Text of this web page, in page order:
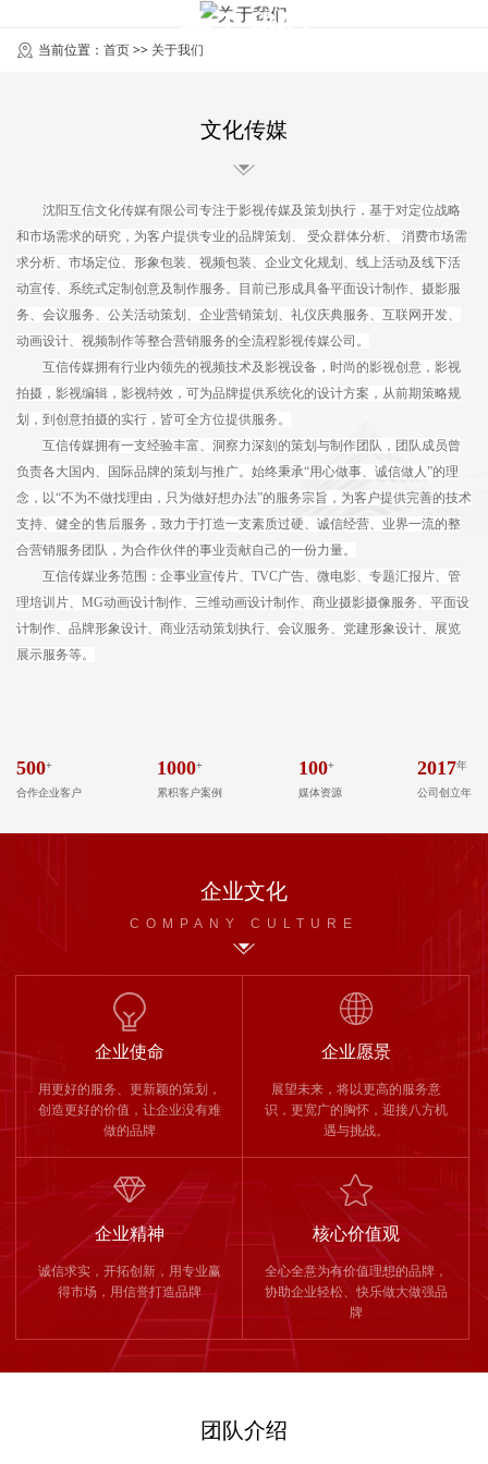
关于我们
当前位置： 首页>> 关于我们
文化传媒
沈阳互信文化传媒有限公司 专注于影视传媒及策划执行 ，基于对定位战略
和市场需求的研究，为客户提供专业的品牌策划、 受众群体分析、 消费市场需
求分析、市场定位、形象包装、视频包装、企业文化规划、线上活动及线下活
动宣传、系统式定制创意及制作服务。目前已形成具备平面设计制作、摄影服
务、会议服务、公关活动策划、企业营销策划、礼仪庆典服务、 互联网开发、
动画设计、视频制作等整合营销服务的全流程影视传媒公司。
互信传媒拥有行业内领先的视频技术及影视设备，时尚的影视创意，影视
拍摄，影视编辑，影视特效，可为品牌提供系统化的设计方案，从前期策略规
划，到创意拍摄的实行，皆可全方位提供服务。
互信传媒拥有一支经验丰富、洞察力深刻的策划与制作团队，团队成员曾
负责各大国内、国际品牌的策划与推广。始终秉承“用心做事、诚信做人”的理
念，以“不为不做找理由，只为做好想办法”的服务宗旨，为客户提供完善的技术
支持、健全的售后服务，致力于打造一支素质过硬、诚信经营、业界一流的整
合营销服务团队，为合作伙伴的事业贡献自己的一份力量。
互信传媒业务范围： 企事业宣传片、 TVC广告、 微电影、 专题汇报片、管
理培训片、 MG动画设计制作、 三维动画设计制作、 商业摄影摄像服务、 平面设
计制作、 品牌形象设计、 商业活动策划执行、 会议服务、 党建形象设计、 展览
展示服务等。
500+
合作企业客户
1000+
累积客户案例
100+
媒体资源
2017年
公司创立年
企业文化
COMPANY CULTURE
企业使命
用更好的服务、更新颖的策划，
创造更好的价值，让企业没有难
做的品牌
企业愿景
展望未来，将以更高的服务意
识，更宽广的胸怀，迎接八方机
遇与挑战。
企业精神
诚信求实，开拓创新，用专业赢
得市场，用信誉打造品牌
核心价值观
全心全意为有价值理想的品牌，
协助企业轻松、快乐做大做强品
牌
团队介绍